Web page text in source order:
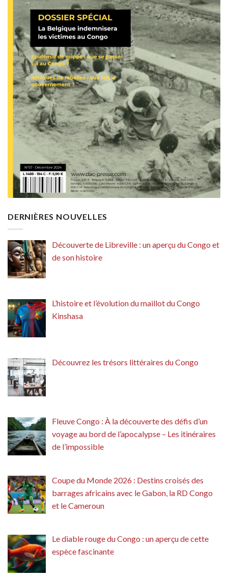
DERNIÈRES NOUVELLES
Découverte de Libreville : un aperçu du Congo et
de son histoire
L’histoire et l’évolution du maillot du Congo
Kinshasa
Découvrez les trésors littéraires du Congo
Fleuve Congo : À la découverte des défis d’un
voyage au bord de l’apocalypse – Les itinéraires
de l’impossible
Coupe du Monde 2026 : Destins croisés des
barrages africains avec le Gabon, la RD Congo
et le Cameroun
Le diable rouge du Congo : un aperçu de cette
espèce fascinante